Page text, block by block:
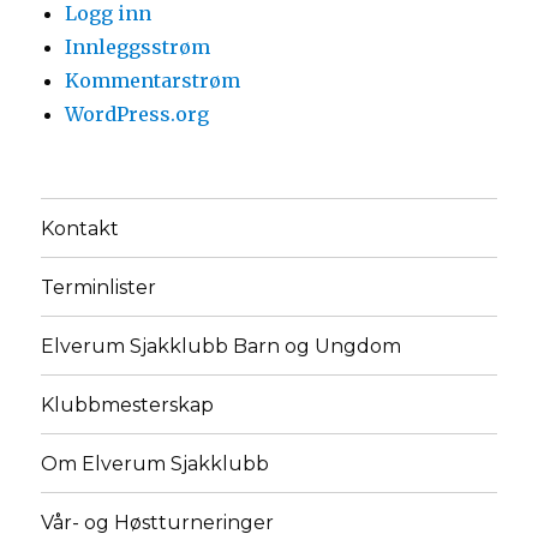
Logg inn
Innleggsstrøm
Kommentarstrøm
WordPress.org
Kontakt
Terminlister
Elverum Sjakklubb Barn og Ungdom
Klubbmesterskap
Om Elverum Sjakklubb
Vår- og Høstturneringer